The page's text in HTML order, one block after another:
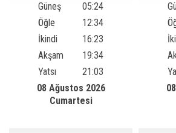
Güneş
05:24
Öğle
12:34
İkindi
16:23
Akşam
19:34
Yatsı
21:03
08 Ağustos 2026
Cumartesi